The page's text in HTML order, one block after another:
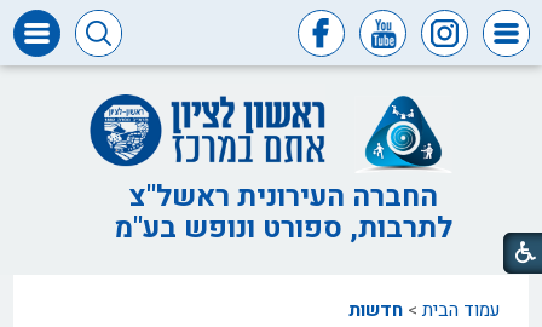
ומכרזים
חופש
המידע
דבר
ראש
דבר
החברה העירונית ראשל"צ
לתרבות, ספורט ונופש בע"מ
עמוד הבית >חדשות